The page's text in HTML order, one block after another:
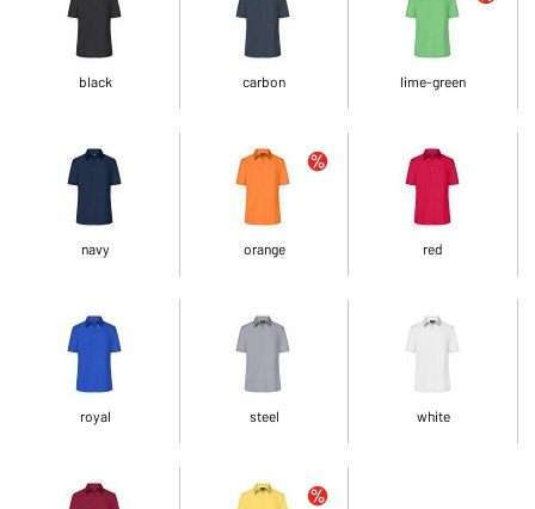
black carbon lime-green
navy orange red
royal steel white